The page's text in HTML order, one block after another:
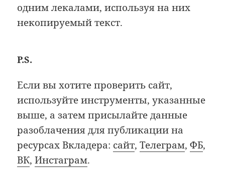
одним лекалами, используя на них
некопируемый текст.
P.S.
Если вы хотите проверить сайт,
используйте инструменты, указанные
выше, а затем присылайте данные
разоблачения для публикации на
ресурсах Вкладера: cайт,Телеграм,ФБ,
ВК,Инстаграм.